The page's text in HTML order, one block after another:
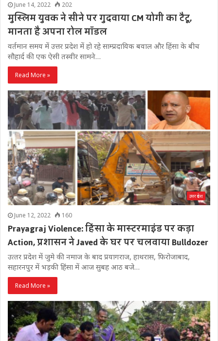
June 14, 2022 202
मुस्लिम युवक ने सीने पर गुदवाया CM योगी का टैटू,
मानता है अपना रोल मॉडल
वर्तमान समय में उत्तर प्रदेश में हो रहे साम्प्रदायिक बवाल और हिंसा के बीच
सौहार्द की एक ऐसी तस्वीर सामने…
Read More »
उत्तर प्रदेश
June 12, 2022 160
Prayagraj Violence: हिंसा के मास्टरमाइंड पर कड़ा
Action, प्रशासन ने Javed के घर पर चलवाया Bulldozer
उत्‍तर प्रदेश में जुमे की नमाज के बाद प्रयागराज, हाथरास, फ‍िरोजाबाद,
सहारनपुर में भड़की ह‍िंंसा में आज सुबह आठ बजे…
Read More »